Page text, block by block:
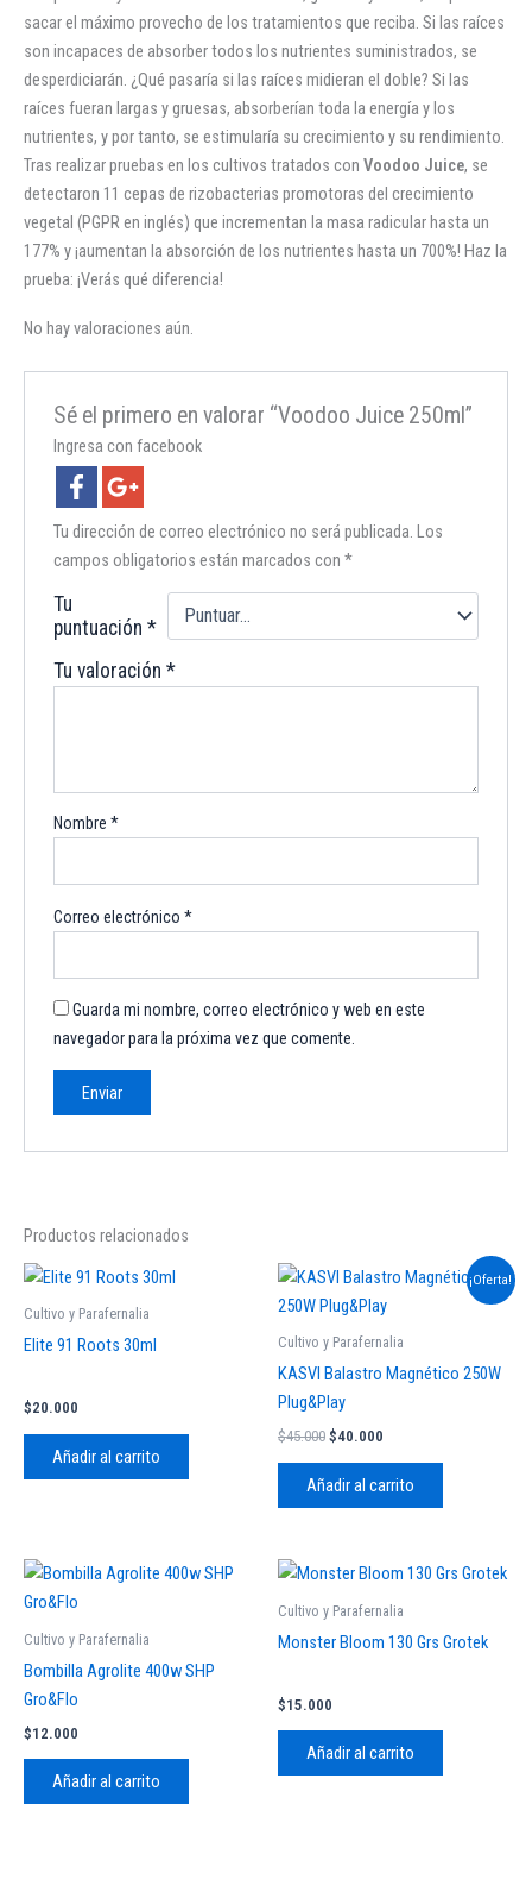
sacar el máximo provecho de los tratamientos que reciba. Si las raíces
son incapaces de absorber todos los nutrientes suministrados, se
desperdiciarán. ¿Qué pasaría si las raíces midieran el doble? Si las
raíces fueran largas y gruesas, absorberían toda la energía y los
nutrientes, y por tanto, se estimularía su crecimiento y su rendimiento.
Tras realizar pruebas en los cultivos tratados con Voodoo Juice, se
detectaron 11 cepas de rizobacterias promotoras del crecimiento
vegetal (PGPR en inglés) que incrementan la masa radicular hasta un
177% y ¡aumentan la absorción de los nutrientes hasta un 700%! Haz la
prueba: ¡Verás qué diferencia!
No hay valoraciones aún.
Sé el primero en valorar “Voodoo Juice 250ml”
Ingresa con facebook
Tu dirección de correo electrónico no será publicada. Los
campos obligatorios están marcados con*
Tu
puntuación*
Tu valoración*
Nombre*
Correo electrónico*
Guarda mi nombre, correo electrónico y web en este
navegador para la próxima vez que comente.
Productos relacionados
Cultivo y Parafernalia
Elite 91 Roots 30ml
$20.000
Añadir al carrito
¡Oferta!
Cultivo y Parafernalia
KASVI Balastro Magnético 250W
Plug&Play
$45.000
El
original
$45.000.
$40.000
El
actual
es:
$40.000.
Añadir al carrito
Cultivo y Parafernalia
Bombilla Agrolite 400w SHP
Gro&Flo
$12.000
Añadir al carrito
Cultivo y Parafernalia
Monster Bloom 130 Grs Grotek
$15.000
Añadir al carrito